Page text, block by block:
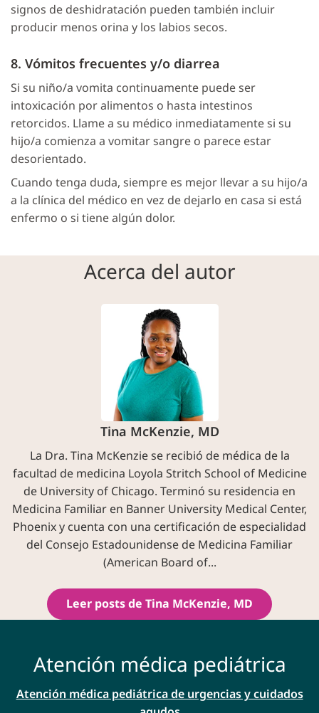
signos de deshidratación pueden también incluir
producir menos orina y los labios secos.
8. Vómitos frecuentes y/o diarrea
Si su niño/a vomita continuamente puede ser
intoxicación por alimentos o hasta intestinos
retorcidos. Llame a su médico inmediatamente si su
hijo/a comienza a vomitar sangre o parece estar
desorientado.
Cuando tenga duda, siempre es mejor llevar a su hijo/a
a la clínica del médico en vez de dejarlo en casa si está
enfermo o si tiene algún dolor.
Acerca del autor
Tina McKenzie, MD
La Dra. Tina McKenzie se recibió de médica de la
facultad de medicina Loyola Stritch School of Medicine
de University of Chicago. Terminó su residencia en
Medicina Familiar en Banner University Medical Center,
Phoenix y cuenta con una certificación de especialidad
del Consejo Estadounidense de Medicina Familiar
(American Board of...
Leer posts de Tina McKenzie, MD
Atención médica pediátrica
Atención médica pediátrica de urgencias y cuidados